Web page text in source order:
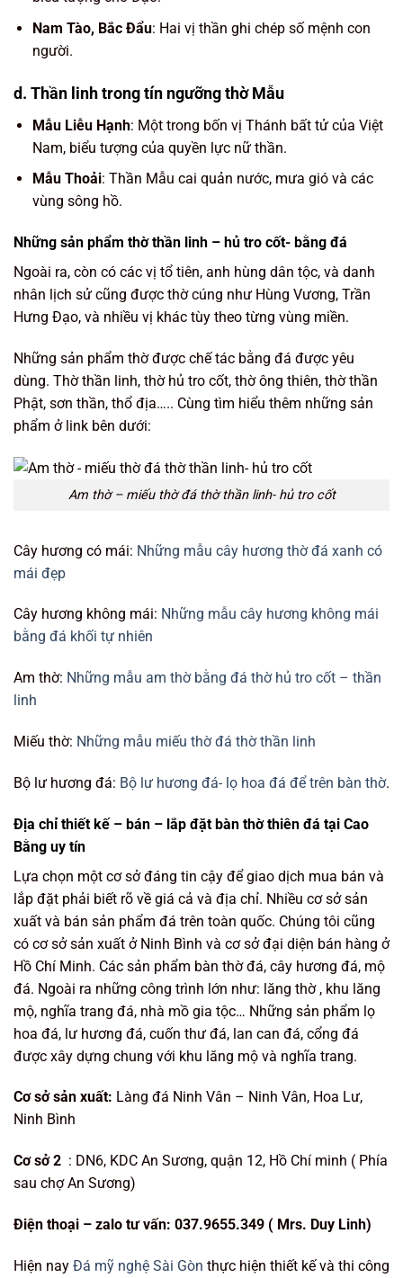
Nam Tào, Bắc Đẩu: Hai vị thần ghi chép số mệnh con
người.
d. Thần linh trong tín ngưỡng thờ Mẫu
Mẫu Liễu Hạnh: Một trong bốn vị Thánh bất tử của Việt
Nam, biểu tượng của quyền lực nữ thần.
Mẫu Thoải: Thần Mẫu cai quản nước, mưa gió và các
vùng sông hồ.
Những sản phẩm thờ thần linh – hủ tro cốt- bằng đá
Ngoài ra, còn có các vị tổ tiên, anh hùng dân tộc, và danh
nhân lịch sử cũng được thờ cúng như Hùng Vương, Trần
Hưng Đạo, và nhiều vị khác tùy theo từng vùng miền.
Những sản phẩm thờ được chế tác bằng đá được yêu
dùng. Thờ thần linh, thờ hủ tro cốt, thờ ông thiên, thờ thần
Phật, sơn thần, thổ địa….. Cùng tìm hiểu thêm những sản
phẩm ở link bên dưới:
Am thờ – miếu thờ đá thờ thần linh- hủ tro cốt
Cây hương có mái: Những mẫu cây hương thờ đá xanh có
mái đẹp
Cây hương không mái: Những mẫu cây hương không mái
bằng đá khối tự nhiên
Am thờ: Những mẫu am thờ bằng đá thờ hủ tro cốt – thần
linh
Miếu thờ: Những mẫu miếu thờ đá thờ thần linh
Bộ lư hương đá: Bộ lư hương đá- lọ hoa đá để trên bàn thờ.
Địa chỉ thiết kế – bán – lắp đặt bàn thờ thiên đá tại Cao
Bằng uy tín
Lựa chọn một cơ sở đáng tin cậy để giao dịch mua bán và
lắp đặt phải biết rõ về giá cả và địa chỉ. Nhiều cơ sở sản
xuất và bán sản phẩm đá trên toàn quốc. Chúng tôi cũng
có cơ sở sản xuất ở Ninh Bình và cơ sở đại diện bán hàng ở
Hồ Chí Minh. Các sản phẩm bàn thờ đá, cây hương đá, mộ
đá. Ngoài ra những công trình lớn như: lăng thờ , khu lăng
mộ, nghĩa trang đá, nhà mồ gia tộc… Những sản phẩm lọ
hoa đá, lư hương đá, cuốn thư đá, lan can đá, cổng đá
được xây dựng chung với khu lăng mộ và nghĩa trang.
Cơ sở sản xuất: Làng đá Ninh Vân – Ninh Vân, Hoa Lư,
Ninh Bình
Cơ sở 2 : DN6, KDC An Sương, quận 12, Hồ Chí minh ( Phía
sau chợ An Sương)
Điện thoại – zalo tư vấn: 037.9655.349 ( Mrs. Duy Linh)
Hiện nay Đá mỹ nghệ Sài Gòn thực hiện thiết kế và thi công